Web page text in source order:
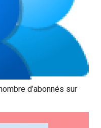
d’abonnés sur